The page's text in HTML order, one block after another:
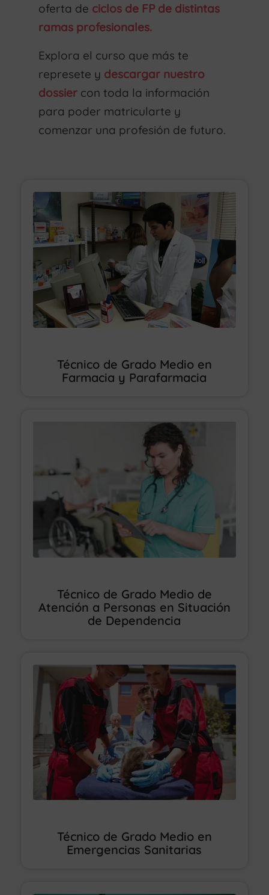
oferta de ciclos de FP de distintas
ramas profesionales.
Explora el curso que más te
represete y descargar nuestro
dossiercon toda la información
para poder matricularte y
comenzar una profesión de futuro.
Técnico de Grado Medio en
Farmacia y Parafarmacia
Técnico de Grado Medio de
Atención a Personas en Situación
de Dependencia
Técnico de Grado Medio en
Emergencias Sanitarias